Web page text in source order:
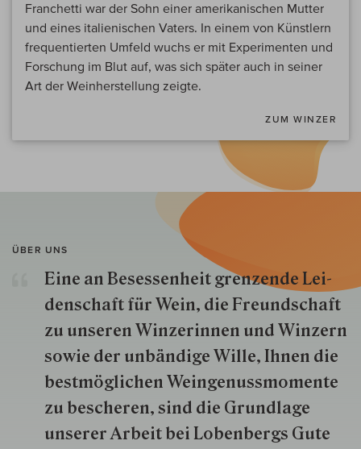
Franchetti war der Sohn einer amerikanischen Mutter
und eines italienischen Vaters. In einem von Künstlern
frequentierten Umfeld wuchs er mit Experimenten und
Forschung im Blut auf, was sich später auch in seiner
Art der Weinherstellung zeigte.
ZUM WINZER
ÜBER UNS
Eine an Besessenheit gren­zende Lei­
den­schaft für Wein, die Freund­schaft
zu unseren Win­zer­innen und Win­zern
so­wie der un­bän­dige Wille, Ihnen die
best­mög­lich­en Wein­genuss­momente
zu besche­ren, sind die Grund­lage
unserer Arbeit bei Lobenbergs Gute